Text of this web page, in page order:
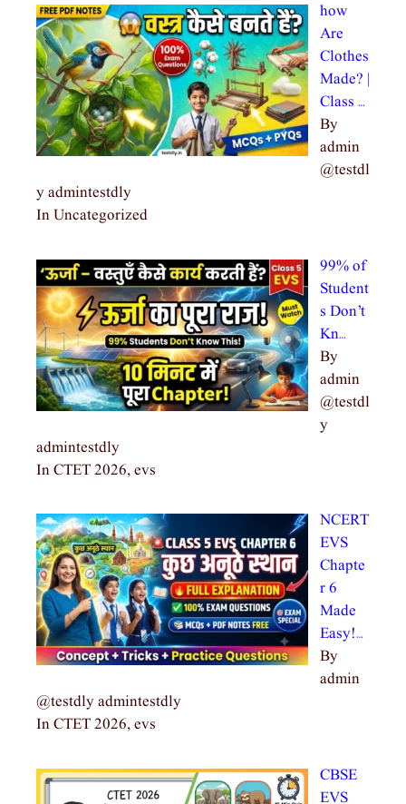
how
Are
Clothes
Made? |
Class …
By
admin
@testdl
y admintestdly
In Uncategorized
99% of
Student
s Don’t
Kn…
By
admin
@testdl
y
admintestdly
In CTET 2026, evs
NCERT
EVS
Chapte
r 6
Made
Easy!…
By
admin
@testdly admintestdly
In CTET 2026, evs
CBSE
EVS